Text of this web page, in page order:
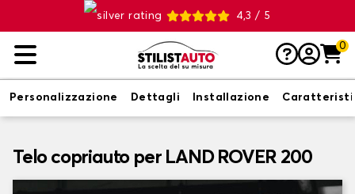
4,3 / 5
0
Personalizzazione Dettagli Installazione
Telo copriauto per LAND ROVER 200